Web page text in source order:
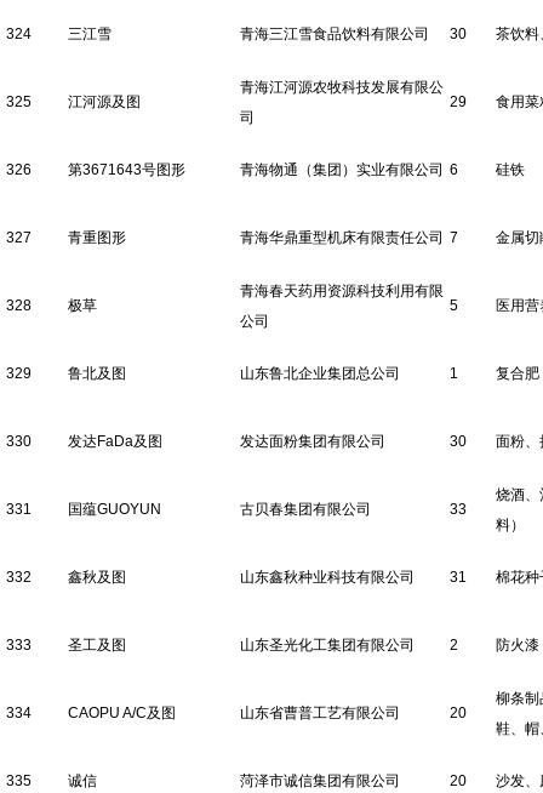
324 三江雪 青海三江雪食品饮料有限公司 30 茶饮料
325 江河源及图
青海江河源农牧科技发展有限公
司
29 食用菜
326 第3671643号图形 青海物通（集团）实业有限公司 6 硅铁
327 青重图形 青海华鼎重型机床有限责任公司 7 金属切
328 极草
青海春天药用资源科技利用有限
公司
5 医用
329 鲁北及图 山东鲁北企业集团总公司 1 复合肥
330 发达FaDa及图 发达面粉集团有限公司 30 面粉、
331 国蕴GUOYUN 古贝春集团有限公司 33
烧酒、
料）
332 鑫秋及图 山东鑫秋种业科技有限公司 31 棉花种
333 圣工及图 山东圣光化工集团有限公司 2 防火漆
334 CAOPU A/C及图 山东省曹普工艺有限公司 20
柳条制
鞋、帽
335 诚信 菏泽市诚信集团有限公司 20 沙发、